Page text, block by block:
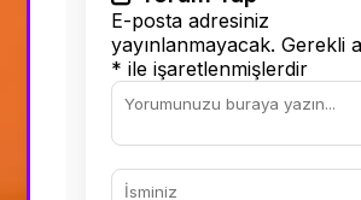
E-posta adresiniz
yayınlanmayacak. Gerekli
* ile işaretlenmişlerdir